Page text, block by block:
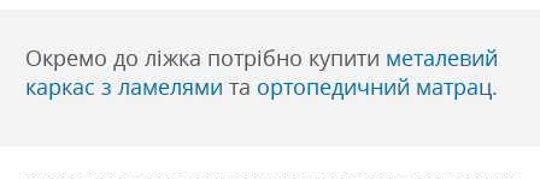
Окремо до ліжка потрібно купити металевий
каркас з ламелями та ортопедичний матрац.